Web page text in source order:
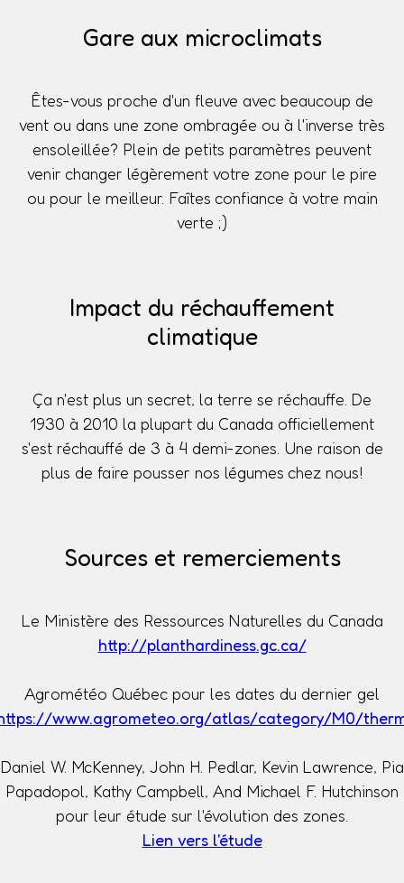
Gare aux microclimats
Êtes-vous proche d'un fleuve avec beaucoup de
vent ou dans une zone ombragée ou à l'inverse très
ensoleillée? Plein de petits paramètres peuvent
venir changer légèrement votre zone pour le pire
ou pour le meilleur. Faîtes confiance à votre main
verte ;)
Impact du réchauffement
climatique
Ça n'est plus un secret, la terre se réchauffe. De
1930 à 2010 la plupart du Canada officiellement
s'est réchauffé de 3 à 4 demi-zones. Une raison de
plus de faire pousser nos légumes chez nous!
Sources et remerciements
Le Ministère des Ressources Naturelles du Canada
http://planthardiness.gc.ca/
Agrométéo Québec pour les dates du dernier gel
www.agrometeo.org/atlas/category/M0/
Daniel W. McKenney, John H. Pedlar, Kevin Lawrence, Pia
Papadopol, Kathy Campbell, And Michael F. Hutchinson
pour leur étude sur l'évolution des zones.
Lien vers l'étude